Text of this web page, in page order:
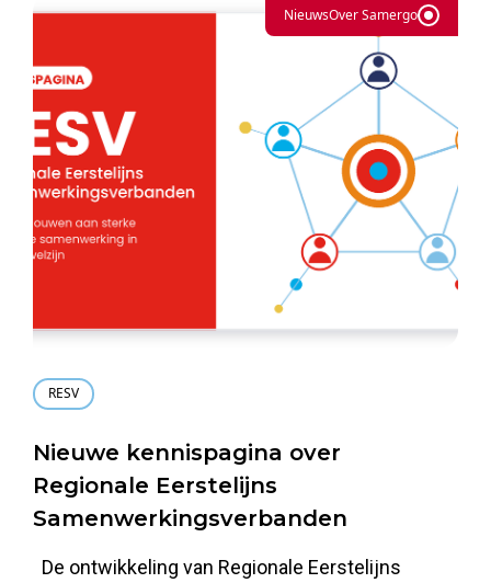
NieuwsOver Samergo
RESV
Nieuwe kennispagina over
Regionale Eerstelijns
Samenwerkingsverbanden
De ontwikkeling van Regionale Eerstelijns